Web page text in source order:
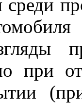
среди
при